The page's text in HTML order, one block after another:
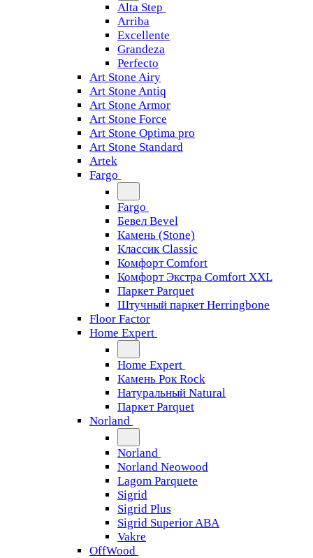
Alta Step
Arriba
Excellente
Grandeza
Perfecto
Art Stone Airy
Art Stone Antiq
Art Stone Armor
Art Stone Force
Art Stone Optima pro
Art Stone Standard
Artek
Fargo
Fargo
Бевел Bevel
Камень (Stone)
Классик Classic
Комфорт Comfort
Комфорт Экстра Comfort XXL
Паркет Parquet
Штучный паркет Herringbone
Floor Factor
Home Expert
Home Expert
Камень Рок Rock
Натуральный Natural
Паркет Parquet
Norland
Norland
Norland Neowood
Lagom Parquete
Sigrid
Sigrid Plus
Sigrid Superior ABA
Vakre
OffWood